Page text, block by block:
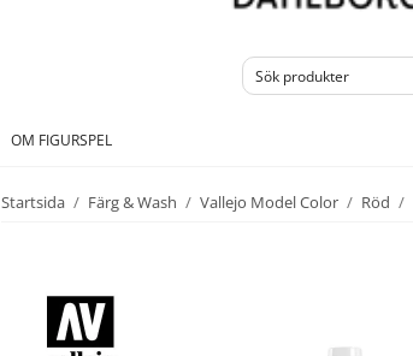
OM FIGURSPEL
Startsida / Färg & Wash / Vallejo Model Color / Röd /